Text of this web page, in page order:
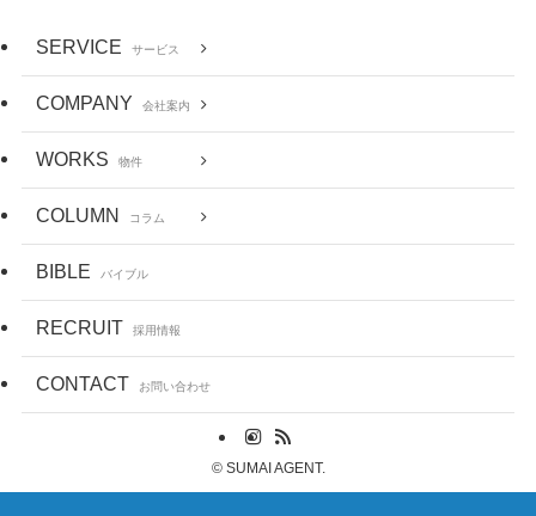
SERVICE サービス
COMPANY 会社案内
WORKS 物件
COLUMN コラム
BIBLE バイブル
RECRUIT 採用情報
CONTACT お問い合わせ
©SUMAI AGENT.